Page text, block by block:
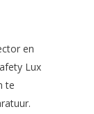
en
Lux
te